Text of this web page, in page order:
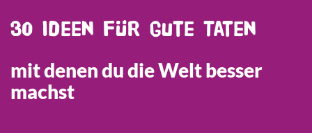
30 Ideen für gute Taten
mit denen du die Welt besser
machst